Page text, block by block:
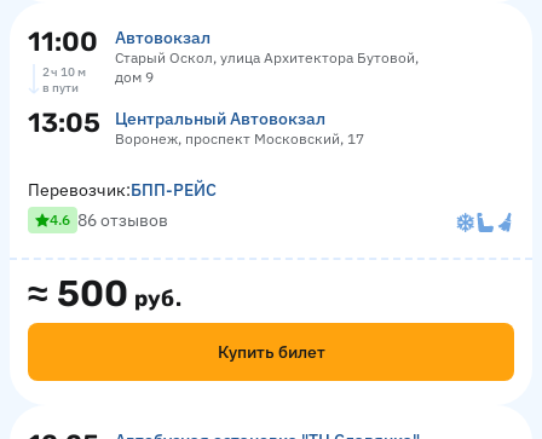
11:00 Автовокзал
Старый Оскол, улица Архитектора Бутовой,
дом 9
2 ч 10 м
в пути
13:05 Центральный Автовокзал
Воронеж, проспект Московский, 17
≈ 500 руб.
Купить билет
Перевозчик:БПП-РЕЙС
4.6 86 отзывов